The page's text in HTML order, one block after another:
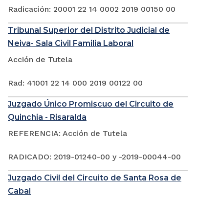
Radicación: 20001 22 14 0002 2019 00150 00
Tribunal Superior del Distrito Judicial de
Neiva- Sala Civil Familia Laboral
Acción de Tutela
Rad: 41001 22 14 000 2019 00122 00
Juzgado Único Promiscuo del Circuito de
Quinchia - Risaralda
REFERENCIA: Acción de Tutela
RADICADO: 2019-01240-00 y -2019-00044-00
Juzgado Civil del Circuito de Santa Rosa de
Cabal